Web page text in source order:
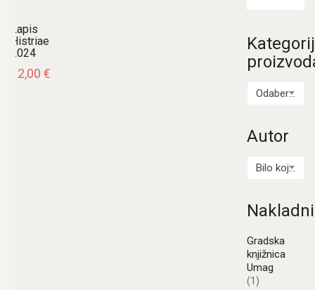
Lapis
Histriae
2024
12,00 €
Odaberi kategoriju
Autor
Bilo koji Autor
Gradska
knjižnica
Umag
(1)